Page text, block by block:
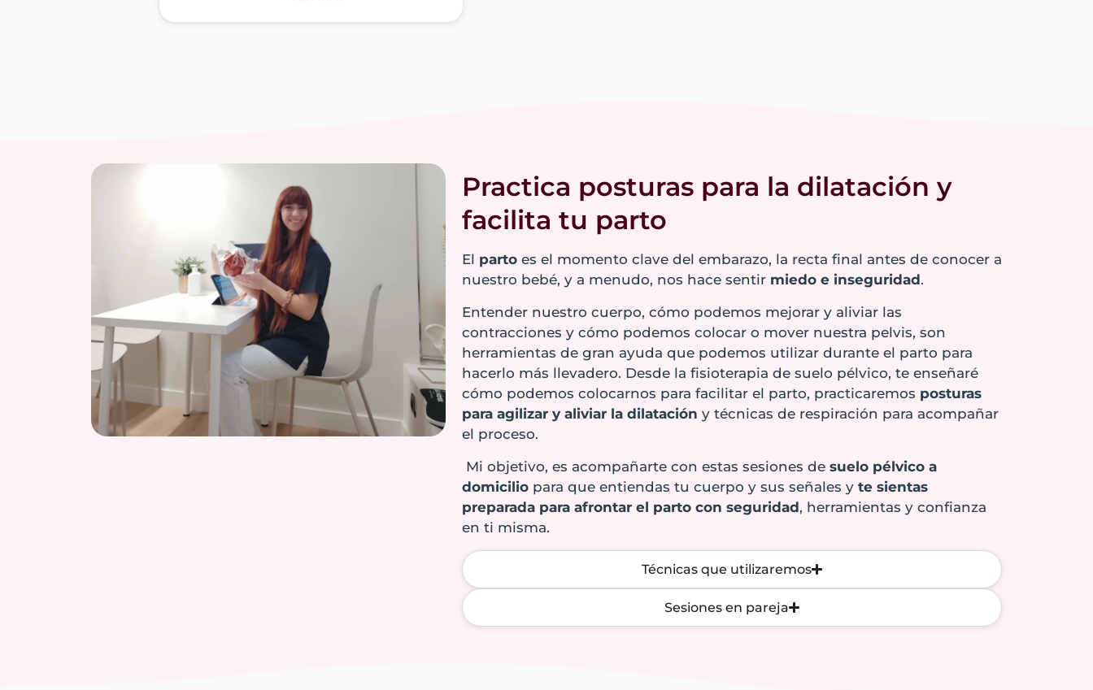
el que nos sintamoscómodas y
sentir más seguridad en nosotras
mismas durante el parto.
Reserva una cita conmigo
Practica posturas para la dilatación y
facilita tu parto
El parto es el momento clave del embarazo, la recta final antes de conocer a
nuestro bebé, y a menudo, nos hace sentir miedo e inseguridad.
Entender nuestro cuerpo, cómo podemos mejorar y aliviar las
contracciones y cómo podemos colocar o mover nuestra pelvis, son
herramientas de gran ayuda que podemos utilizar durante el parto para
hacerlo más llevadero. Desde la fisioterapia de suelo pélvico, te enseñaré
cómo podemos colocarnos para facilitar el parto, practicaremos posturas
para agilizar y aliviar la dilatación y técnicas de respiración para acompañar
el proceso.
Mi objetivo, es acompañarte con estas sesiones de suelo pélvico a
domicilio para que entiendas tu cuerpo y sus señales y te sientas
preparada para afrontar el parto con seguridad, herramientas y confianza
en ti misma.
Técnicas que utilizaremos
Sesiones en pareja